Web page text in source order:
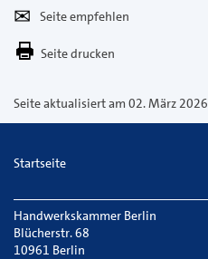
empfehlen
Per
E-
versenden
Seite drucken
Seite aktualisiert am 02. März 2026
Startseite
Handwerkskammer Berlin
Blücherstr. 68
10961 Berlin